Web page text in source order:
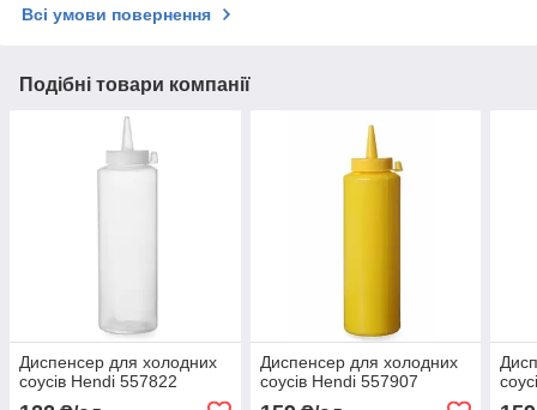
Всі умови повернення
Подібні товари компанії
Диспенсер для холодних
соусів Hendi 557822
Диспенсер для холодних
соусів Hendi 557907